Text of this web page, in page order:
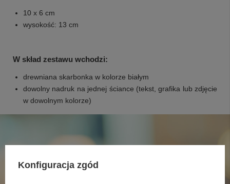
10 x 6 cm
wysokość: 13 cm
W skład zestawu wchodzi:
drewniana skarbonka w kolorze białym
dowolny nadruk na jednej ściance (tekst, grafika lub zdjęcie
w dowolnym kolorze)
Konfiguracja zgód